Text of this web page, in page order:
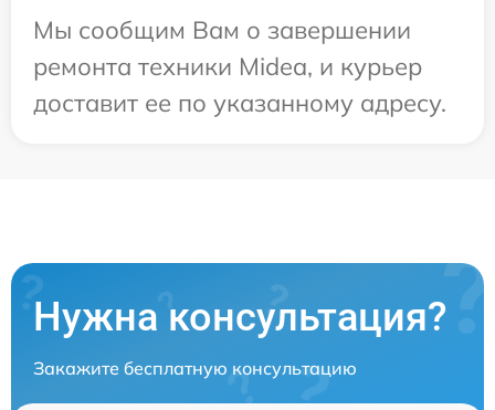
Мы сообщим Вам о завершении
ремонта техники Midea, и курьер
доставит ее по указанному адресу.
Нужна консультация?
Закажите бесплатную консультацию